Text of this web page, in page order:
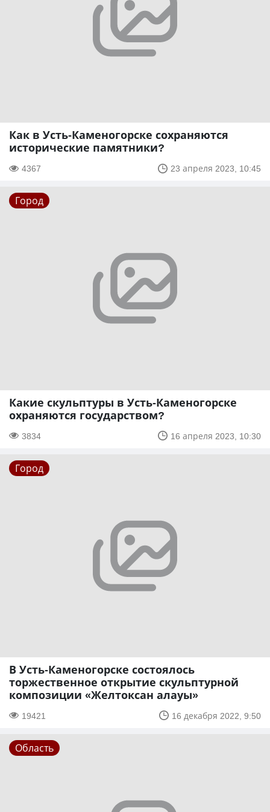
Как в Усть-Каменогорске сохраняются
исторические памятники?
4367 23 апреля 2023, 10:45
Город
Какие скульптуры в Усть-Каменогорске
охраняются государством?
3834 16 апреля 2023, 10:30
Город
В Усть-Каменогорске состоялось
торжественное открытие скульптурной
композиции «Желтоксан алауы»
19421 16 декабря 2022, 9:50
Область